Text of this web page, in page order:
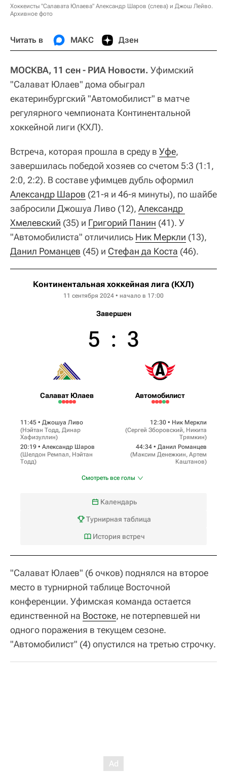
Хоккеисты "Салавата Юлаева" Александр Шаров (слева) и Джош Лейво.
Архивное фото
Читать в МАКС Дзен
МОСКВА, 11 сен - РИА Новости. Уфимский
"Салават Юлаев" дома обыграл
екатеринбургский "Автомобилист" в матче
регулярного чемпионата Континентальной
хоккейной лиги (КХЛ).
Встреча, которая прошла в среду в Уфе,
завершилась победой хозяев со счетом 5:3 (1:1,
2:0, 2:2). В составе уфимцев дубль оформил
Александр Шаров (21-я и 46-я минуты), по шайбе
забросили Джошуа Ливо (12), Александр
Хмелевский (35) и Григорий Панин (41). У
"Автомобилиста" отличились Ник Меркли (13),
Данил Романцев (45) и Стефан да Коста (46).
Континентальная хоккейная лига (КХЛ)
11 сентября 2024 • начало в 17:00
Завершен
Салават Юлаев
5 : 3
Автомобилист
11:45 • Джошуа Ливо
(Нэйтан Тодд, Динар
Хафизуллин)
20:19 • Александр Шаров
(Шелдон Ремпал, Нэйтан
Тодд)
12:30 • Ник Меркли
(Сергей Зборовский, Никита
Трямкин)
44:34 • Данил Романцев
(Максим Денежкин, Артем
Каштанов)
Смотреть все голы
Календарь
Турнирная таблица
История встреч
"Салават Юлаев" (6 очков) поднялся на второе
место в турнирной таблице Восточной
конференции. Уфимская команда остается
единственной на Востоке, не потерпевшей ни
одного поражения в текущем сезоне.
"Автомобилист" (4) опустился на третью строчку.